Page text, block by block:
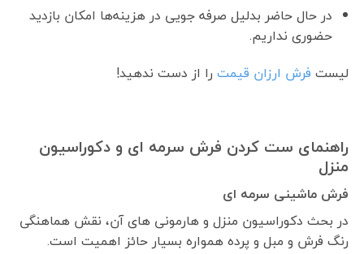
در حال حاضر بدلیل صرفه جویی در هزینه‌ها امکان بازدید
حضوری نداریم.
لیست فرش ارزان قیمترا از دست ندهید!
راهنمای ست کردن فرش سرمه ای و دکوراسیون
منزل
فرش ماشینی سرمه ای
در بحث دکوراسیون منزل و هارمونی های آن، نقش هماهنگی
رنگ فرش و مبل و پرده همواره بسیار حائز اهمیت است.